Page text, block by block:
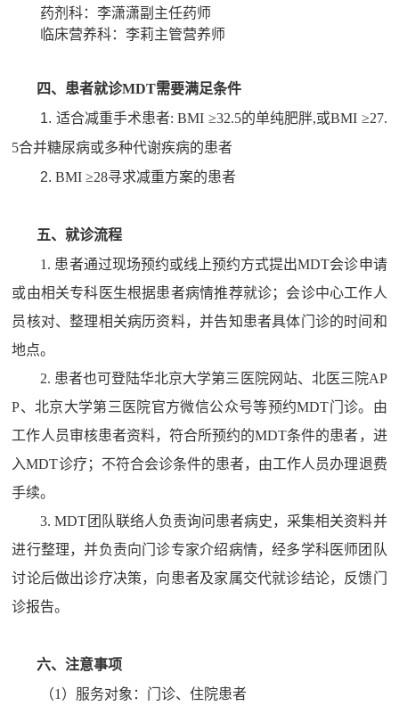
药剂科：李潇潇副主任药师
临床营养科：李莉主管营养师
四、患者就诊MDT需要满足条件
1. 适合减重手术患者: BMI ≥32.5的单纯肥胖,或BMI ≥27.
5合并糖尿病或多种代谢疾病的患者
2.BMI ≥28寻求减重方案的患者
五、就诊流程
1. 患者通过现场预约或线上预约方式提出MDT会诊申请
或由相关专科医生根据患者病情推荐就诊；会诊中心工作人
员核对、整理相关病历资料，并告知患者具体门诊的时间和
地点。
2. 患者也可登陆华北京大学第三医院网站、北医三院AP
P、北京大学第三医院官方微信公众号等预约MDT门诊。由
工作人员审核患者资料，符合所预约的MDT条件的患者，进
入MDT诊疗；不符合会诊条件的患者，由工作人员办理退费
手续。
3. MDT团队联络人负责询问患者病史，采集相关资料并
进行整理，并负责向门诊专家介绍病情，经多学科医师团队
讨论后做出诊疗决策，向患者及家属交代就诊结论，反馈门
诊报告。
六、注意事项
（1）服务对象：门诊、住院患者